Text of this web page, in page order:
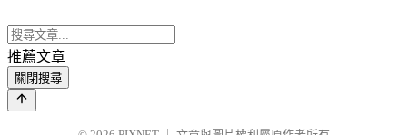
推薦文章
關閉搜尋